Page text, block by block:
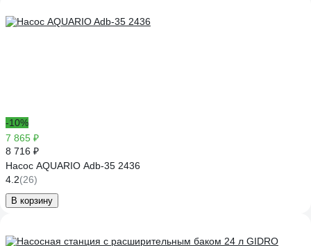
-10%
7 865 ₽
8 716 ₽
Насос AQUARIO Adb-35 2436
4.2(26)
В корзину